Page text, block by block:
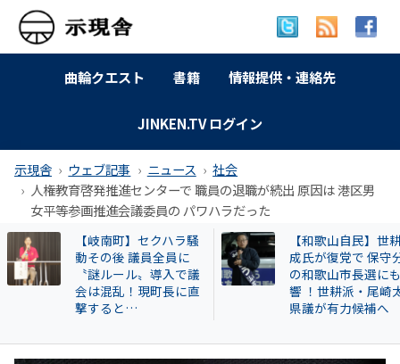
曲輪クエスト 書籍 情報提供・連絡先
JINKEN.TV ログイン
示現舎 ウェブ記事 ニュース
社会
人権教育啓発推進センターで 職員の退職が続出 原因は 港区男
女平等参画推進会議委員の パワハラだった
【和歌山自民】世耕弘
成氏が復党で 保守分裂
の和歌山市長選にも影
響 ！世耕派・尾崎太郎
県議が有力候補へ
特別企画 解放同盟
政等が 過去に公開
部落・同和地区リ